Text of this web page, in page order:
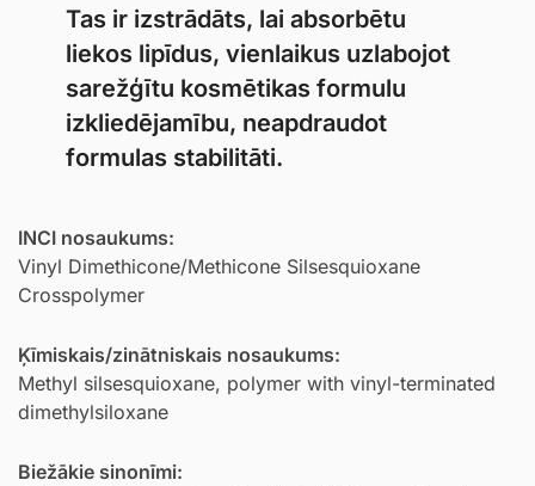
Tas ir izstrādāts, lai absorbētu
liekos lipīdus, vienlaikus uzlabojot
sarežģītu kosmētikas formulu
izkliedējamību, neapdraudot
formulas stabilitāti.
INCI nosaukums:
Vinyl Dimethicone/Methicone Silsesquioxane
Crosspolymer
Ķīmiskais/zinātniskais nosaukums:
Methyl silsesquioxane, polymer with vinyl-terminated
dimethylsiloxane
Biežākie sinonīmi: